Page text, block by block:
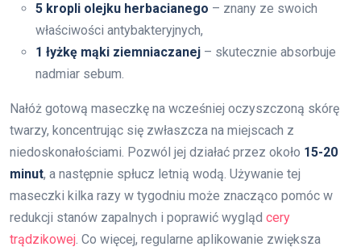
5 kropli olejku herbacianego – znany ze swoich
właściwości antybakteryjnych,
1 łyżkę mąki ziemniaczanej – skutecznie absorbuje
nadmiar sebum.
Nałóż gotową maseczkę na wcześniej oczyszczoną skórę
twarzy, koncentrując się zwłaszcza na miejscach z
niedoskonałościami. Pozwól jej działać przez około 15-20
minut, a następnie spłucz letnią wodą. Używanie tej
maseczki kilka razy w tygodniu może znacząco pomóc w
redukcji stanów zapalnych i poprawić wygląd cery
trądzikowej. Co więcej, regularne aplikowanie zwiększa